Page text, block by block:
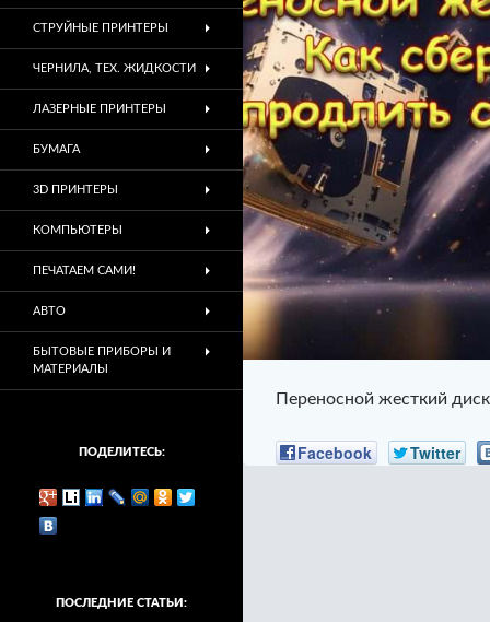
Переносной жесткий
Facebook Twitter
СТРУЙНЫЕ ПРИНТЕРЫ
ЧЕРНИЛА, ТЕХ. ЖИДКОСТИ
ЛАЗЕРНЫЕ ПРИНТЕРЫ
БУМАГА
3D ПРИНТЕРЫ
КОМПЬЮТЕРЫ
ПЕЧАТАЕМ САМИ!
АВТО
БЫТОВЫЕ ПРИБОРЫ И
МАТЕРИАЛЫ
ПОДЕЛИТЕСЬ:
ПОСЛЕДНИЕ СТАТЬИ: